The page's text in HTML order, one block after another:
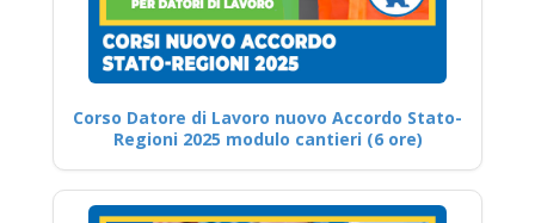
Corso Datore di Lavoro nuovo Accordo Stato-
Regioni 2025 modulo cantieri (6 ore)